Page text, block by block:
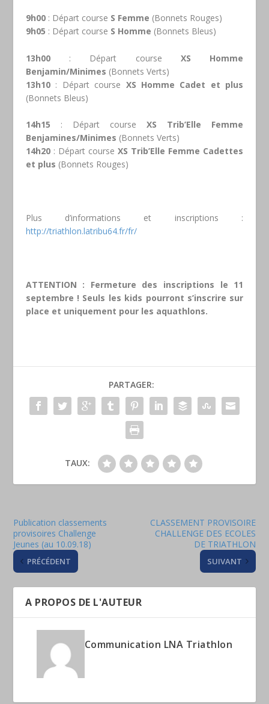
9h00: Départ course S Femme (Bonnets Rouges)
9h05 : Départ course S Homme (Bonnets Bleus)
13h00: Départ courseXS Homme
Benjamin/Minimes (Bonnets Verts)
13h10: Départ course XS Homme Cadet et plus
(Bonnets Bleus)
14h15 : Départ courseXS Trib’Elle Femme
Benjamines/Minimes (Bonnets Verts)
14h20: Départ courseXS Trib’Elle Femme Cadettes
et plus (Bonnets Rouges)
Plus d’informations et inscriptions :
http://triathlon.latribu64.fr/fr/
ATTENTION : Fermeture des inscriptions le 11
septembre ! Seuls les kids pourront s’inscrire sur
place et uniquement pour les aquathlons.
PARTAGER:
TAUX:
Publication classements
provisoires Challenge
Jeunes (au 10.09.18)
PRÉCÉDENT
CLASSEMENT PROVISOIRE
CHALLENGE DES ECOLES
DE TRIATHLON
SUIVANT
A PROPOS DE L'AUTEUR
Communication LNA Triathlon